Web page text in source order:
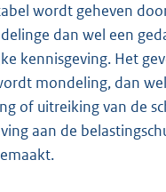
wordt geheven
dan wel een
kennisgeving. Het
mondeling, dan
of uitreiking van de
aan de